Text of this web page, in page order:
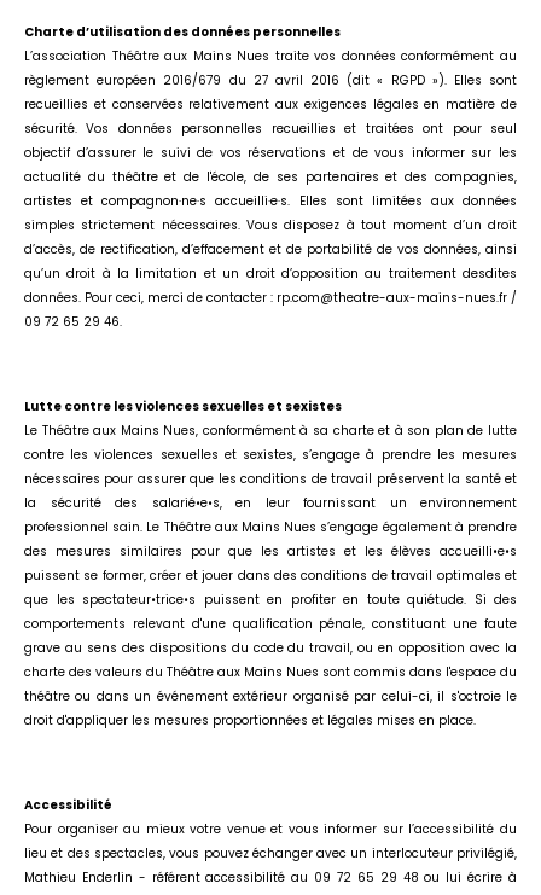
Charte d’utilisation des données personnelles
L’association Théâtre aux Mains Nues traite vos données conformément au
règlement européen 2016/679 du 27 avril 2016 (dit « RGPD »). Elles sont
recueillies et conservées relativement aux exigences légales en matière de
sécurité. Vos données personnelles recueillies et traitées ont pour seul
objectif d’assurer le suivi de vos réservations et de vous informer sur les
actualité du théâtre et de l'école, de ses partenaires et des compagnies,
artistes et compagnon·ne·s accueilli·e·s. Elles sont limitées aux données
simples strictement nécessaires. Vous disposez à tout moment d’un droit
d’accès, de rectification, d’effacement et de portabilité de vos données, ainsi
qu’un droit à la limitation et un droit d’opposition au traitement desdites
données. Pour ceci, merci de contacter : rp.com@theatre-aux-mains-nues.fr /
09 72 65 29 46.
Lutte contre les violences sexuelles et sexistes
Le Théâtre aux Mains Nues, conformément à sa charte et à son plan de lutte
contre les violences sexuelles et sexistes, s’engage à prendre les mesures
nécessaires pour assurer que les conditions de travail préservent la santé et
la sécurité des salarié•e•s, en leur fournissant un environnement
professionnel sain. Le Théâtre aux Mains Nues s’engage également à prendre
des mesures similaires pour que les artistes et les élèves accueilli•e•s
puissent se former, créer et jouer dans des conditions de travail optimales et
que les spectateur•trice•s puissent en profiter en toute quiétude. Si des
comportements relevant d'une qualification pénale, constituant une faute
grave au sens des dispositions du code du travail, ou en opposition avec la
charte des valeurs du Théâtre aux Mains Nues sont commis dans l'espace du
théâtre ou dans un événement extérieur organisé par celui-ci, il s'octroie le
droit d'appliquer les mesures proportionnées et légales mises en place.
Accessibilité
Pour organiser au mieux votre venue et vous informer sur l’accessibilité du
lieu et des spectacles, vous pouvez échanger avec un interlocuteur privilégié,
Mathieu Enderlin - référent accessibilité au 09 72 65 29 48 ou lui écrire à